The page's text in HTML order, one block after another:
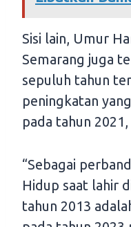
Sisi lain, Umur
Semarang juga
sepuluh tahun
peningkatan
pada tahun
“Sebagai
Hidup saat lahir
tahun 2013